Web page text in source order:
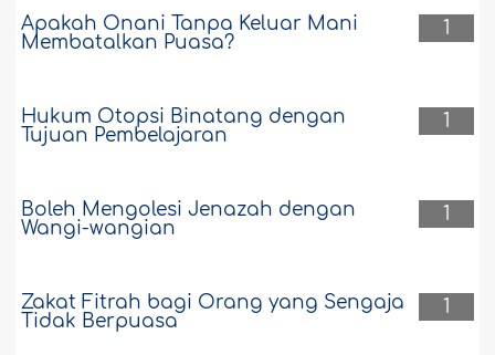
1
Apakah Onani Tanpa Keluar Mani
Membatalkan Puasa?
1
Hukum Otopsi Binatang dengan
Tujuan Pembelajaran
1
Boleh Mengolesi Jenazah dengan
Wangi-wangian
1
Zakat Fitrah bagi Orang yang Sengaja
Tidak Berpuasa